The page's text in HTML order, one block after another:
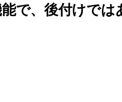
で、後付けでは